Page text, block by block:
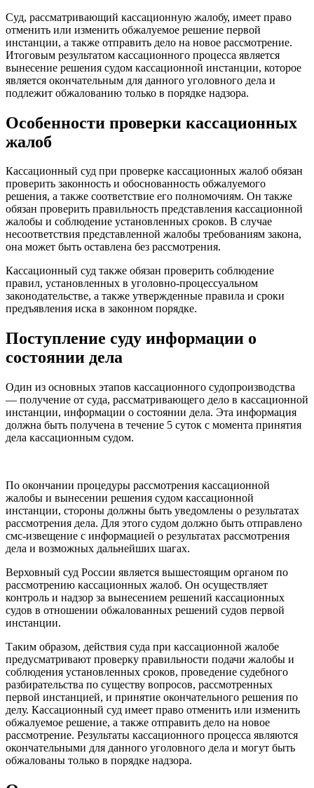
Суд, рассматривающий кассационную жалобу, имеет право
отменить или изменить обжалуемое решение первой
инстанции, а также отправить дело на новое рассмотрение.
Итоговым результатом кассационного процесса является
вынесение решения судом кассационной инстанции, которое
является окончательным для данного уголовного дела и
подлежит обжалованию только в порядке надзора.
Особенности проверки кассационных
жалоб
Кассационный суд при проверке кассационных жалоб обязан
проверить законность и обоснованность обжалуемого
решения, а также соответствие его полномочиям. Он также
обязан проверить правильность представления кассационной
жалобы и соблюдение установленных сроков. В случае
несоответствия представленной жалобы требованиям закона,
она может быть оставлена без рассмотрения.
Кассационный суд также обязан проверить соблюдение
правил, установленных в уголовно-процессуальном
законодательстве, а также утвержденные правила и сроки
предъявления иска в законном порядке.
Поступление суду информации о
состоянии дела
Один из основных этапов кассационного судопроизводства
— получение от суда, рассматривающего дело в кассационной
инстанции, информации о состоянии дела. Эта информация
должна быть получена в течение 5 суток с момента принятия
дела кассационным судом.
По окончании процедуры рассмотрения кассационной
жалобы и вынесении решения судом кассационной
инстанции, стороны должны быть уведомлены о результатах
рассмотрения дела. Для этого судом должно быть отправлено
смс-извещение с информацией о результатах рассмотрения
дела и возможных дальнейших шагах.
Верховный суд России является вышестоящим органом по
рассмотрению кассационных жалоб. Он осуществляет
контроль и надзор за вынесением решений кассационных
судов в отношении обжалованных решений судов первой
инстанции.
Таким образом, действия суда при кассационной жалобе
предусматривают проверку правильности подачи жалобы и
соблюдения установленных сроков, проведение судебного
разбирательства по существу вопросов, рассмотренных
первой инстанцией, и принятие окончательного решения по
делу. Кассационный суд имеет право отменить или изменить
обжалуемое решение, а также отправить дело на новое
рассмотрение. Результаты кассационного процесса являются
окончательными для данного уголовного дела и могут быть
обжалованы только в порядке надзора.